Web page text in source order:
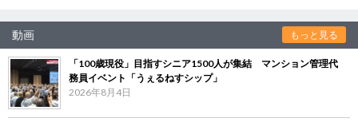
動画 もっと見る
「100歳現役」目指すシニア1500人が集結 マンション管理代
務員イベント「うぇるねすシップ」
2026年8月4日